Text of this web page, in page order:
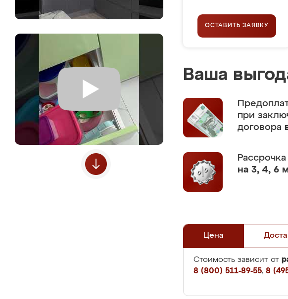
ОСТАВИТЬ ЗАЯВКУ
Ваша
при
договора
Рассрочка
на 3, 4, 6
Цена
Стоимость зависит от
8 (800) 511-89-55, 8